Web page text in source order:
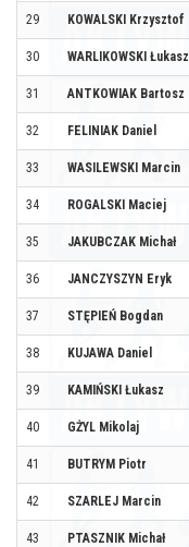
29 KOWALSKI Krzysztof
30 WARLIKOWSKI Łukasz
31 ANTKOWIAK Bartosz
32 FELINIAK Daniel
33 WASILEWSKI Marcin
34 ROGALSKI Maciej
35 JAKUBCZAK Michał
36 JANCZYSZYN Eryk
37 STĘPIEŃ Bogdan
38 KUJAWA Daniel
39 KAMIŃSKI Łukasz
40 GŻYL Mikolaj
41 BUTRYM Piotr
42 SZARLEJ Marcin
43 PTASZNIK Michał